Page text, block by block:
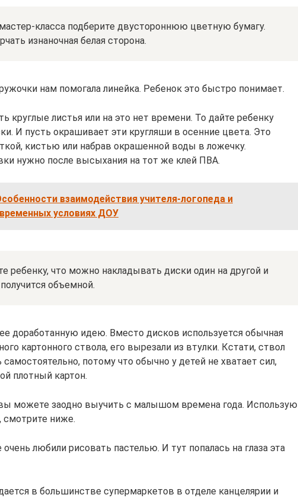
класса подберите двустороннюю цветную бумагу.
изнаночная белая сторона.
нам помогала линейка. Ребенок это быстро понимает.
круглые листья или на это нет времени. То дайте ребенку
И пусть окрашивает эти кругляши в осенние цвета. Это
кистью или набрав окрашенной воды в ложечку.
нужно после высыхания на тот же клей ПВА.
взаимодействия учителя-логопеда и
условиях ДОУ
ребенку, что можно накладывать диски один на другой и
объемной.
доработанную идею. Вместо дисков используется обычная
картонного ствола, его вырезали из втулки. Кстати, ствол
потому что обычно у детей не хватает сил,
плотный картон.
можете заодно выучить с малышом времена года. Использую
смотрите ниже.
любили рисовать пастелью. И тут попалась на глаза эта
в большинстве супермаркетов в отделе канцелярии и